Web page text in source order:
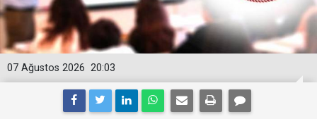
20:03
07 Ağustos 2026